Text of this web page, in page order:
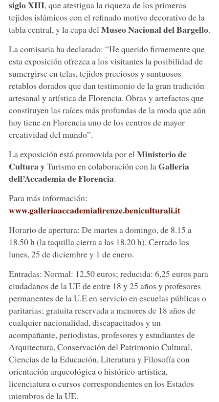
siglo XIII, que atestigua la riqueza de los primeros
tejidos islámicos con el refinado motivo decorativo de la
tabla central, y la capa del Museo Nacional del Bargello.
La comisaria ha declarado: “He querido firmemente que
esta exposición ofrezca a los visitantes la posibilidad de
sumergirse en telas, tejidos preciosos y suntuosos
retablos dorados que dan testimonio de la gran tradición
artesanal y artística de Florencia. Obras y artefactos que
constituyen las raíces más profundas de la moda que aún
hoy tiene en Florencia uno de los centros de mayor
creatividad del mundo”.
La exposición está promovida por elMinisterio de
Cultura yTurismo en colaboración con la Galleria
dell’Accademia de Florencia.
Para más información:
www.galleriaaccademiafirenze.beniculturali.it
Horario de apertura: De martes a domingo, de 8.15 a
18.50 h (la taquilla cierra a las 18.20 h). Cerrado los
lunes, 25 de diciembre y 1 de enero.
Entradas: Normal: 12,50 euros; reducida: 6,25 euros para
ciudadanos de la UE de entre 18 y 25 años y profesores
permanentes de la U.E en servicio en escuelas públicas o
paritarias; gratuita reservada a menores de 18 años de
cualquier nacionalidad, discapacitados y un
acompañante, periodistas, profesores y estudiantes de
Arquitectura, Conservación del Patrimonio Cultural,
Ciencias de la Educación, Literatura y Filosofía con
orientación arqueológica o histórico-artística,
licenciatura o cursos correspondientes en los Estados
miembros de la UE.